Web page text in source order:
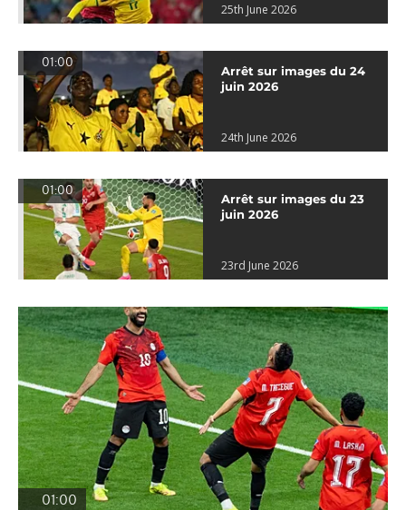
25th June 2026
01:00
Arrêt sur images du 24
juin 2026
24th June 2026
01:00
Arrêt sur images du 23
juin 2026
23rd June 2026
01:00